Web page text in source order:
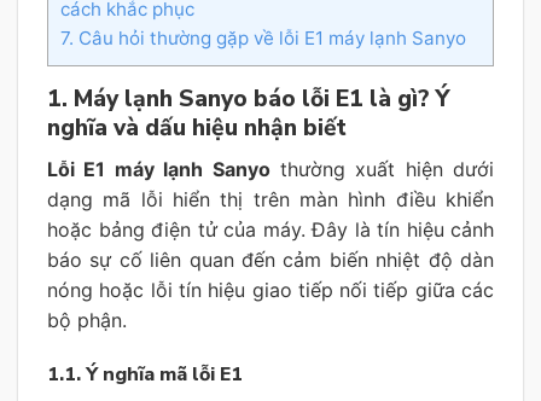
cách khắc phục
7. Câu hỏi thường gặp về lỗi E1 máy lạnh Sanyo
1. Máy lạnh Sanyo báo lỗi E1 là gì? Ý
nghĩa và dấu hiệu nhận biết
Lỗi E1 máy lạnh Sanyothường xuất hiện dưới
dạng mã lỗi hiển thị trên màn hình điều khiển
hoặc bảng điện tử của máy. Đây là tín hiệu cảnh
báo sự cố liên quan đến cảm biến nhiệt độ dàn
nóng hoặc lỗi tín hiệu giao tiếp nối tiếp giữa các
bộ phận.
1.1. Ý nghĩa mã lỗi E1